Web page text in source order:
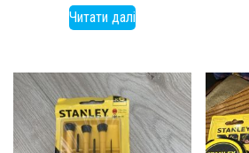
Читати далі